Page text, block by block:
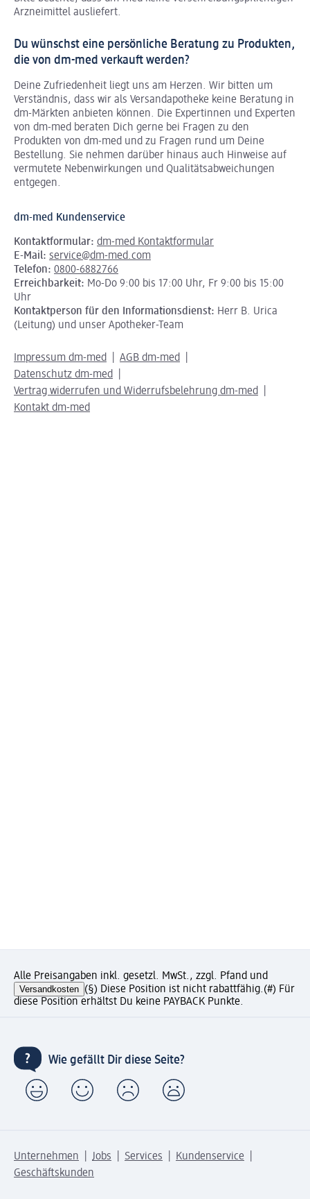
Arzneimittel ausliefert.
Du wünschst eine persönliche Beratung zu Produkten,
die von dm-med verkauft werden?
Deine Zufriedenheit liegt uns am Herzen. Wir bitten um
Verständnis, dass wir als Versandapotheke keine Beratung in
dm-Märkten anbieten können. Die Expertinnen und Experten
von dm-med beraten Dich gerne bei Fragen zu den
Produkten von dm-med und zu Fragen rund um Deine
Bestellung. Sie nehmen darüber hinaus auch Hinweise auf
vermutete Nebenwirkungen und Qualitätsabweichungen
entgegen.
dm-med Kundenservice
Kontaktformular: dm-med Kontaktformular
E-Mail: service@dm-med.com
Telefon: 0800-6882766
Erreichbarkeit: Mo-Do 9:00 bis 17:00 Uhr, Fr 9:00 bis 15:00
Uhr
Kontaktperson für den Informationsdienst: Herr B. Urica
(Leitung) und unser Apotheker-Team
Impressum dm-med
AGB dm-med
Datenschutz dm-med
Vertrag widerrufen und Widerrufsbelehrung dm-med
Kontakt dm-med
Alle Preisangaben inkl. gesetzl. MwSt., zzgl. Pfand und
Versandkosten (§) Diese Position ist nicht rabattfähig.(#) Für
diese Position erhältst Du keine PAYBACK Punkte.
Wie gefällt Dir diese Seite?
Unternehmen Jobs Services
Kundenservice
Geschäftskunden